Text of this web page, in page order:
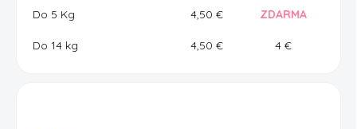
Do 5 Kg 4,50 € ZDARMA
Do 14 kg 4,50 € 4 €